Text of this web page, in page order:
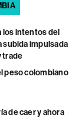
los intentos del
subida impulsada
trade
peso colombiano
de caer y ahora